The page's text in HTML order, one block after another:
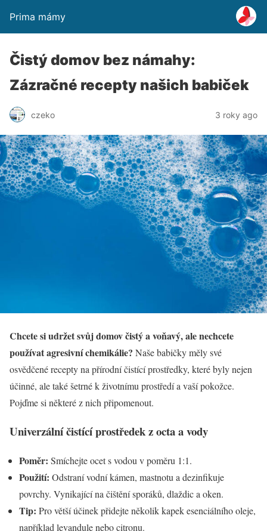
Prima mámy
Čistý domov bez námahy:
Zázračné recepty našich babiček
czeko 3 roky ago
Chcete si udržet svůj domov čistý a voňavý, ale nechcete
používat agresivní chemikálie? Naše babičky měly své
osvědčené recepty na přírodní čistící prostředky, které byly nejen
účinné, ale také šetrné k životnímu prostředí a vaší pokožce.
Pojďme si některé z nich připomenout.
Univerzální čistící prostředek z octa a vody
Poměr: Smíchejte ocet s vodou v poměru 1:1.
Použití: Odstraní vodní kámen, mastnotu a dezinfikuje
povrchy. Vynikající na čištění sporáků, dlaždic a oken.
Tip: Pro větší účinek přidejte několik kapek esenciálního oleje,
například levandule nebo citronu.